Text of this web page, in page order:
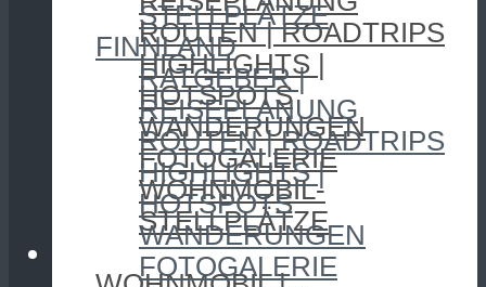
ROUTEN | ROADTRIPS
HIGHLIGHTS |
HOTSPOTS
WANDERUNGEN
FOTOGALERIE
WOHNMOBIL-
STELLPLÄTZE
CAMPING
STELLPLÄTZE
FINNLAND
RATGEBER |
REISEPLANUNG
ROUTEN | ROADTRIPS
HIGHLIGHTS |
HOTSPOTS
WANDERUNGEN
FOTOGALERIE